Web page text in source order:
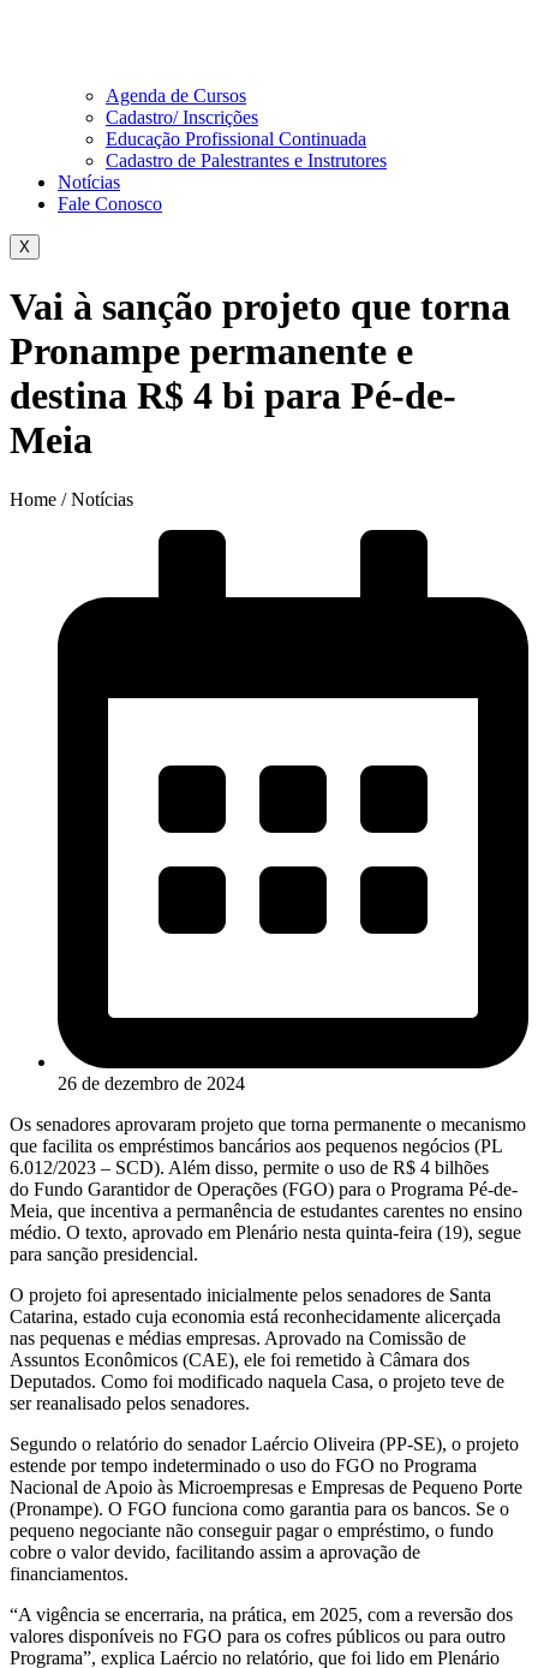
Agenda de Cursos
Cadastro/ Inscrições
Educação Profissional Continuada
Cadastro de Palestrantes e Instrutores
Notícias
Fale Conosco
X
Vai à sanção projeto que torna
Pronampe permanente e
destina R$ 4 bi para Pé-de-
Meia
Home / Notícias
26 de dezembro de 2024
Os senadores aprovaram projeto que torna permanente o mecanismo
que facilita os empréstimos bancários aos pequenos negócios (PL
6.012/2023 – SCD). Além disso, permite o uso de R$ 4 bilhões
do Fundo Garantidor de Operações (FGO) para o Programa Pé-de-
Meia, que incentiva a permanência de estudantes carentes no ensino
médio. O texto, aprovado em Plenário nesta quinta-feira (19), segue
para sanção presidencial.
O projeto foi apresentado inicialmente pelos senadores de Santa
Catarina, estado cuja economia está reconhecidamente alicerçada
nas pequenas e médias empresas. Aprovado na Comissão de
Assuntos Econômicos (CAE), ele foi remetido à Câmara dos
Deputados. Como foi modificado naquela Casa, o projeto teve de
ser reanalisado pelos senadores.
Segundo o relatório do senador Laércio Oliveira (PP-SE), o projeto
estende por tempo indeterminado o uso do FGO no Programa
Nacional de Apoio às Microempresas e Empresas de Pequeno Porte
(Pronampe). O FGO funciona como garantia para os bancos. Se o
pequeno negociante não conseguir pagar o empréstimo, o fundo
cobre o valor devido, facilitando assim a aprovação de
financiamentos.
“A vigência se encerraria, na prática, em 2025, com a reversão dos
valores disponíveis no FGO para os cofres públicos ou para outro
Programa”, explica Laércio no relatório, que foi lido em Plenário